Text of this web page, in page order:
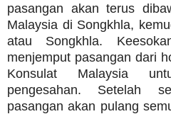
pasangan akan terus
Malaysia di Songkhla,
atau Songkhla.
menjemput pasangan dari
Konsulat Malaysia
pengesahan. Setelah
pasangan akan pulang